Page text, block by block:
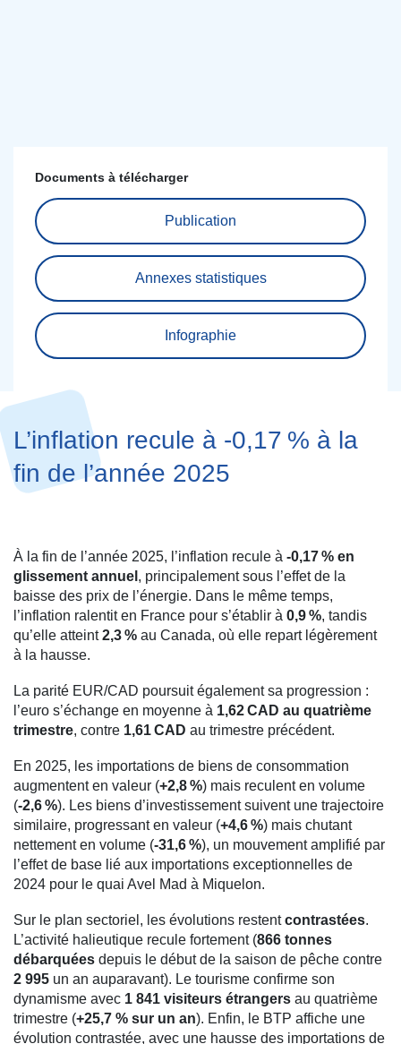
Documents à télécharger
Publication
Annexes statistiques
Infographie
À la fin de l’année 2025, l’inflation recule à ‑0,17 % en
glissement annuel , principalement sous l’effet de la
baisse des prix de l’énergie. Dans le même temps,
l’inflation ralentit en France pour s’établir à 0,9 %, tandis
qu’elle atteint2,3 % au Canada, où elle repart légèrement
à la hausse.
La parité EUR/CAD poursuit également sa progression :
l’euro s’échange en moyenne à 1,62 CAD au quatrième
trimestre, contre 1,61 CAD au trimestre précédent.
En 2025, les importations de biens de consommation
augmentent en valeur (+2,8 %) mais reculent en volume
(‑2,6 %). Les biens d’investissement suivent une trajectoire
similaire, progressant en valeur (+4,6 %) mais chutant
nettement en volume (‑31,6 %), un mouvement amplifié par
l’effet de base lié aux importations exceptionnelles de
2024 pour le quai Avel Mad à Miquelon.
Sur le plan sectoriel, les évolutions restentcontrastées.
L’activité halieutique recule fortement (866 tonnes
débarquées depuis le début de la saison de pêche contre
2 995 un an auparavant). Le tourisme confirme son
dynamisme avec 1 841 visiteurs étrangers au quatrième
trimestre (+25,7 % sur un an). Enfin, le BTP affiche une
évolution contrastée, avec une hausse des importations de
L’inflation recule à ‑0,17 % à la
fin de l’année 2025